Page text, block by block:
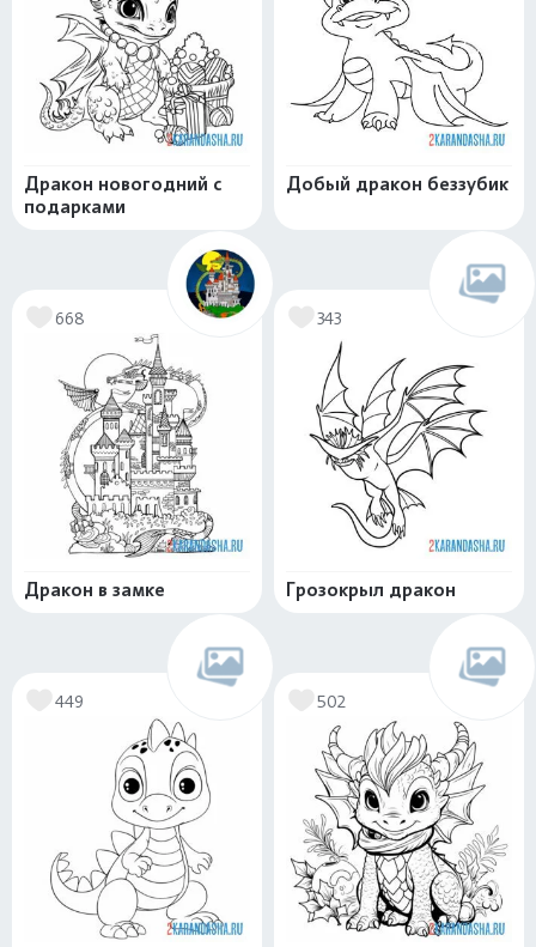
Дракон новогодний с
подарками
Добый дракон беззубик
668
Дракон в замке
343
Грозокрыл дракон
449 502